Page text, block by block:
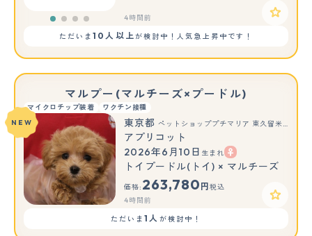
4時間前
ただいま10人以上が検討中！人気急上昇中です！
マルプー(マルチーズ×プードル)
マイクロチップ装着
ワクチン接種
NEW
東京都 ペットショッププチマリア 東久留米店
アプリコット
2026年6月10日 生まれ
トイプードル(トイ) × マルチーズ
価格: 263,780 円 税込
4時間前
ただいま1人 が検討中！